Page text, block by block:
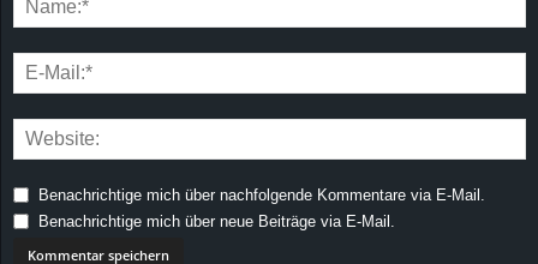
Benachrichtige mich über nachfolgende Kommentare via E-Mail.
Benachrichtige mich über neue Beiträge via E-Mail.